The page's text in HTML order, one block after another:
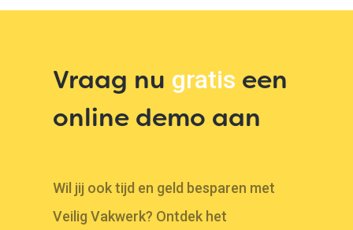
Vraag nu gratis een
online demo aan
Wil jij ook tijd en geld besparen met
Veilig Vakwerk? Ontdek het